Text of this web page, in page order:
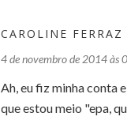
CAROLINE FERRAZ
4 de novembro de 2014 às
Ah, eu fiz minha conta
que estou meio "epa,